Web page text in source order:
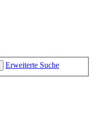
Erweiterte Suche